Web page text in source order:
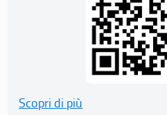
Scopri di più